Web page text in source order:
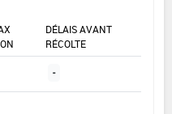
DÉLAIS AVANT
RÉCOLTE
-